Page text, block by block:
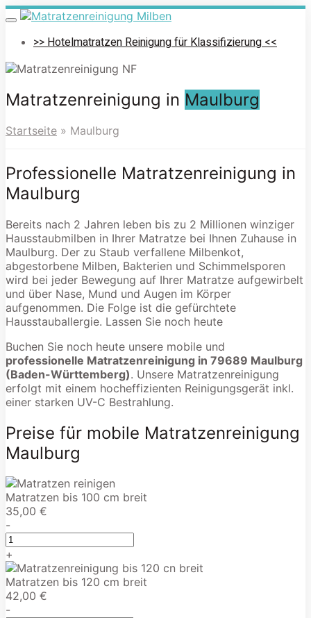
Skip
to
main
Toggle
navigation>> Hotelmatratzen Reinigung für Klassifizierung <<
Matratzenreinigung in Maulburg
Startseite » Maulburg
Professionelle Matratzenreinigung in
Maulburg
Bereits nach 2 Jahren leben bis zu 2 Millionen winziger
Hausstaubmilben in Ihrer Matratze bei Ihnen Zuhause in
Maulburg. Der zu Staub verfallene Milbenkot,
abgestorbene Milben, Bakterien und Schimmelsporen
wird bei jeder Bewegung auf Ihrer Matratze aufgewirbelt
und über Nase, Mund und Augen im Körper
aufgenommen. Die Folge ist die gefürchtete
Hausstauballergie. Lassen Sie noch heute
Buchen Sie noch heute unsere mobile und
professionelle Matratzenreinigung in 79689 Maulburg
(Baden-Württemberg). Unsere Matratzenreinigung
erfolgt mit einem hocheffizienten Reinigungsgerät inkl.
einer starken UV-C Bestrahlung.
Preise für mobile Matratzenreinigung
Maulburg
Matratzen bis 100 cm breit
35,00 €
-
+
Matratzen bis 120 cm breit
42,00 €
-